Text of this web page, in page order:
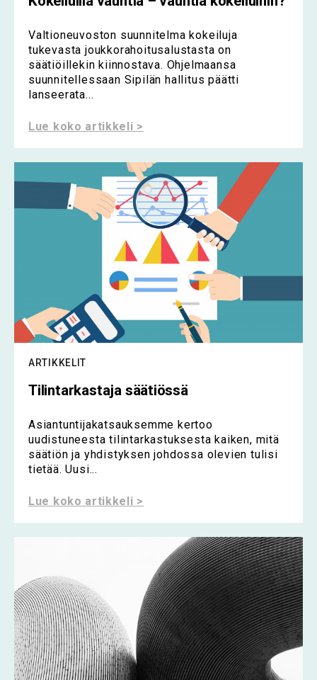
Valtioneuvoston suunnitelma kokeiluja
tukevasta joukkorahoitusalustasta on
säätiöillekin kiinnostava. Ohjelmaansa
suunnitellessaan Sipilän hallitus päätti
lanseerata...
Lue koko artikkeli >
ARTIKKELIT
Tilintarkastaja säätiössä
Asiantuntijakatsauksemme kertoo
uudistuneesta tilintarkastuksesta kaiken, mitä
säätiön ja yhdistyksen johdossa olevien tulisi
tietää. Uusi...
Lue koko artikkeli >